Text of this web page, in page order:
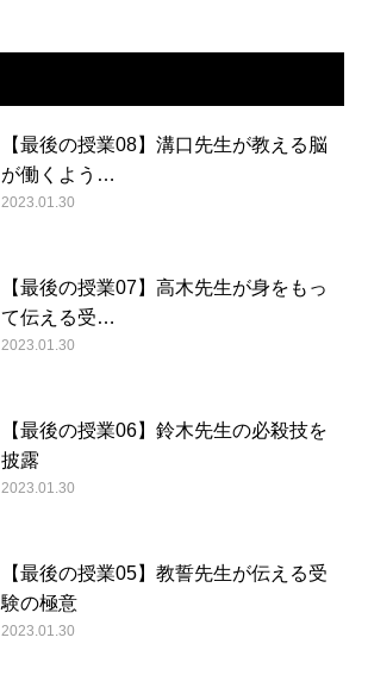
【最後の授業08】溝口先生が教える脳
が働くよう…
2023.01.30
【最後の授業07】高木先生が身をもっ
て伝える受…
2023.01.30
【最後の授業06】鈴木先生の必殺技を
披露
2023.01.30
【最後の授業05】教誓先生が伝える受
験の極意
2023.01.30